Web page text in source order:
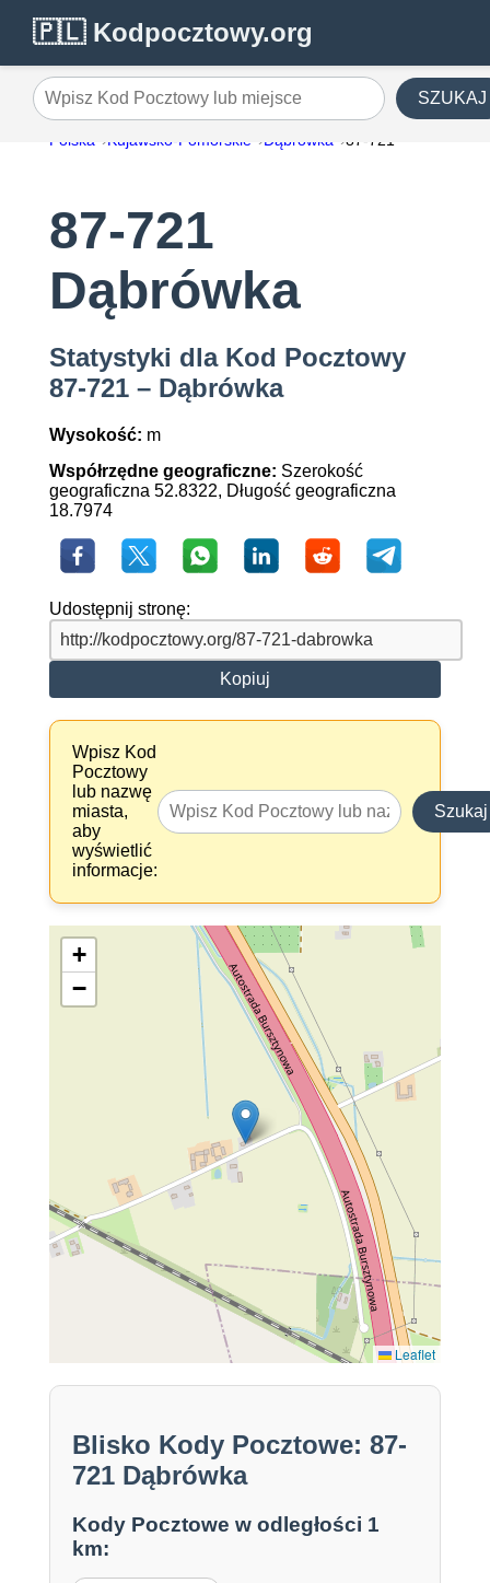
🇵🇱 Kodpocztowy.org
Wpisz Kod Pocztowy lub miejsce SZUKAJ
Polska Kujawsko-Pomorskie Dąbrówka 87-721
87-721
Dąbrówka
Statystyki dla Kod Pocztowy
87-721 – Dąbrówka
Wysokość: m
Współrzędne geograficzne: Szerokość
geograficzna 52.8322, Długość geograficzna
18.7974
Udostępnij stronę:
Kopiuj
Wpisz Kod
Pocztowy
lub nazwę
miasta,
aby
wyświetlić
informacje:
Szukaj
+
−
Leaflet
Blisko Kody Pocztowe: 87-
721 Dąbrówka
Kody Pocztowe w odległości 1
km: